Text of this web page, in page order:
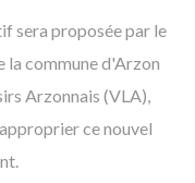
sera proposée par le
la commune d'Arzon
Arzonnais (VLA),
ce nouvel